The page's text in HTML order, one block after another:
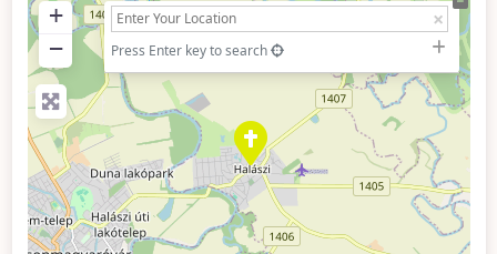
+
−
Press Enter key to search